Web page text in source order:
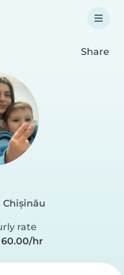
Share
rate
60.00/hr